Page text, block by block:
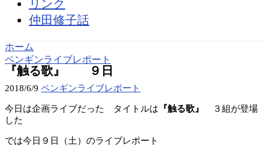
リンク
仲田修子話
ホーム
ペンギンライブレポート
『触る歌』 ９日
2018/6/9 ペンギンライブレポート
今日は企画ライブだった タイトルは 『触る歌』
３組が登場
した
では今日９日（土）のライブレポート